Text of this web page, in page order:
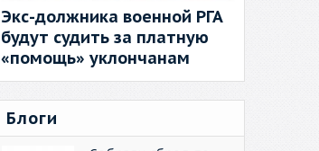
Экс-должника военной РГА
будут судить за платную
«помощь» уклончанам
Блоги